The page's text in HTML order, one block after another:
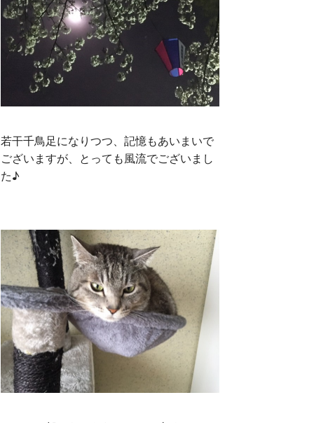
若干千鳥足になりつつ、記憶もあいまいで
ございますが、とっても風流でございまし
た♪